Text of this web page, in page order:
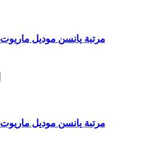
مرتبة يانسن موديل ماريوت 170*195*17 سم
مرتبة يانسن موديل ماريوت 170*190*17 سم